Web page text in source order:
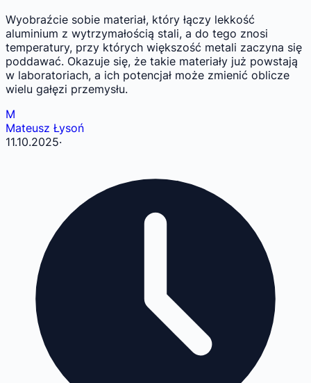
Wyobraźcie sobie materiał, który łączy lekkość
aluminium z wytrzymałością stali, a do tego znosi
temperatury, przy których większość metali zaczyna się
poddawać. Okazuje się, że takie materiały już powstają
w laboratoriach, a ich potencjał może zmienić oblicze
wielu gałęzi przemysłu.
M
Mateusz Łysoń
11.10.2025·